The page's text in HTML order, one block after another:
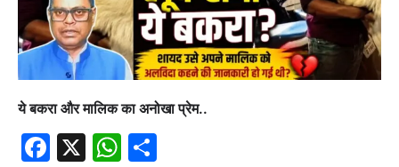
ये बकरा और मालिक का अनोखा प्रेम..
Facebook
X WhatsApp